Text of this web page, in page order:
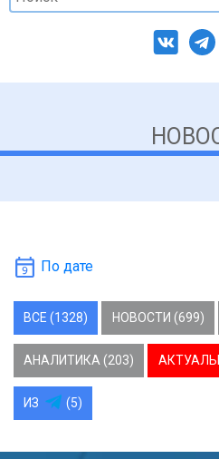
По дате
ВСЕ (1328) НОВОСТИ (699)
АНАЛИТИКА (203)
ИЗ (5)